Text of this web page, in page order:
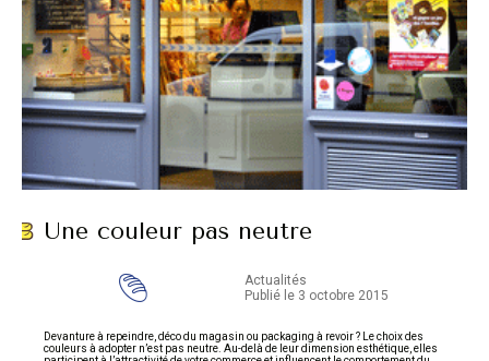
Une couleur pas neutre
Actualités
Publié le 3 octobre 2015
Devanture à repeindre, déco du magasin ou packaging à revoir ? Le choix des
couleurs à adopter n’est pas neutre. Au-delà de leur dimension esthétique, elles